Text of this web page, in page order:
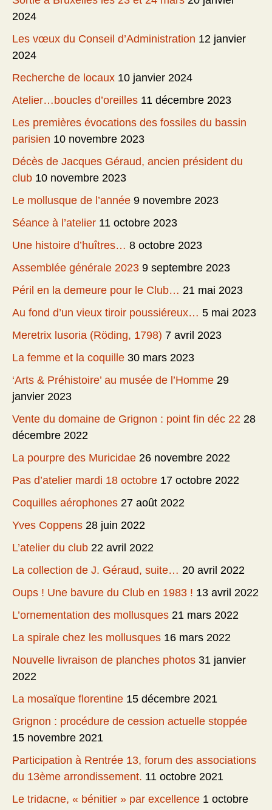
2024
Les vœux du Conseil d’Administration 12 janvier
2024
Recherche de locaux 10 janvier 2024
Atelier…boucles d’oreilles 11 décembre 2023
Les premières évocations des fossiles du bassin
parisien 10 novembre 2023
Décès de Jacques Géraud, ancien président du
club 10 novembre 2023
Le mollusque de l’année 9 novembre 2023
Séance à l’atelier 11 octobre 2023
Une histoire d’huîtres… 8 octobre 2023
Assemblée générale 2023 9 septembre 2023
Péril en la demeure pour le Club… 21 mai 2023
Au fond d’un vieux tiroir poussiéreux… 5 mai 2023
Meretrix lusoria (Röding, 1798) 7 avril 2023
La femme et la coquille 30 mars 2023
‘Arts & Préhistoire’ au musée de l’Homme 29
janvier 2023
Vente du domaine de Grignon : point fin déc 22 28
décembre 2022
La pourpre des Muricidae 26 novembre 2022
Pas d’atelier mardi 18 octobre 17 octobre 2022
Coquilles aérophones 27 août 2022
Yves Coppens 28 juin 2022
L’atelier du club 22 avril 2022
La collection de J. Géraud, suite… 20 avril 2022
Oups ! Une bavure du Club en 1983 ! 13 avril 2022
L’ornementation des mollusques 21 mars 2022
La spirale chez les mollusques 16 mars 2022
Nouvelle livraison de planches photos 31 janvier
2022
La mosaïque florentine 15 décembre 2021
Grignon : procédure de cession actuelle stoppée
15 novembre 2021
Participation à Rentrée 13, forum des associations
du 13ème arrondissement. 11 octobre 2021
Le tridacne, « bénitier » par excellence 1 octobre